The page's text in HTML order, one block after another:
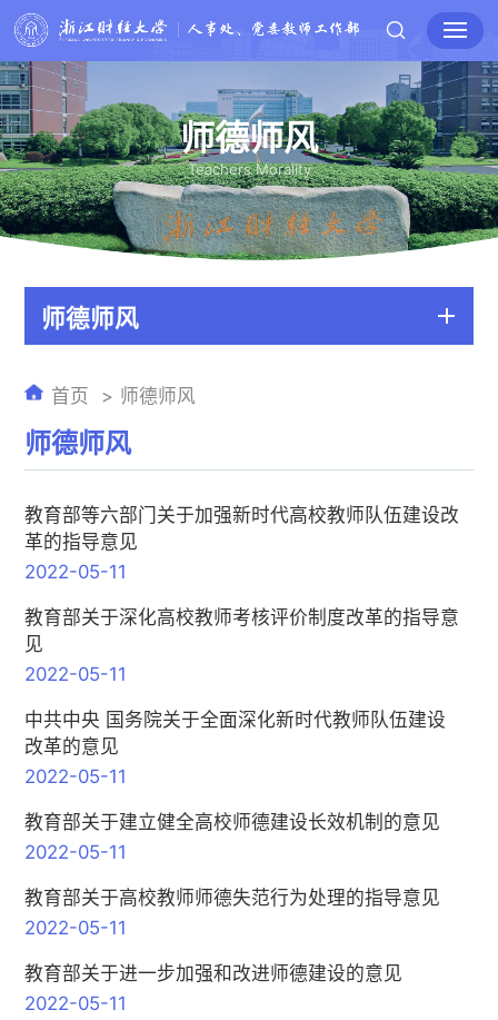
师德师风
Teachers Morality
师德师风
师德师风
首页 师德师风
教育部等六部门关于加强新时代高校教师队伍建设改
革的指导意见
2022-05-11
教育部关于深化高校教师考核评价制度改革的指导意
见
2022-05-11
中共中央 国务院关于全面深化新时代教师队伍建设
改革的意见
2022-05-11
教育部关于建立健全高校师德建设长效机制的意见
2022-05-11
教育部关于高校教师师德失范行为处理的指导意见
2022-05-11
教育部关于进一步加强和改进师德建设的意见
2022-05-11